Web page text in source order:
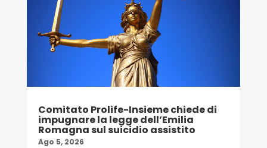
Comitato Prolife-Insieme chiede di
impugnare la legge dell’Emilia
Romagna sul suicidio assistito
Ago 5, 2026